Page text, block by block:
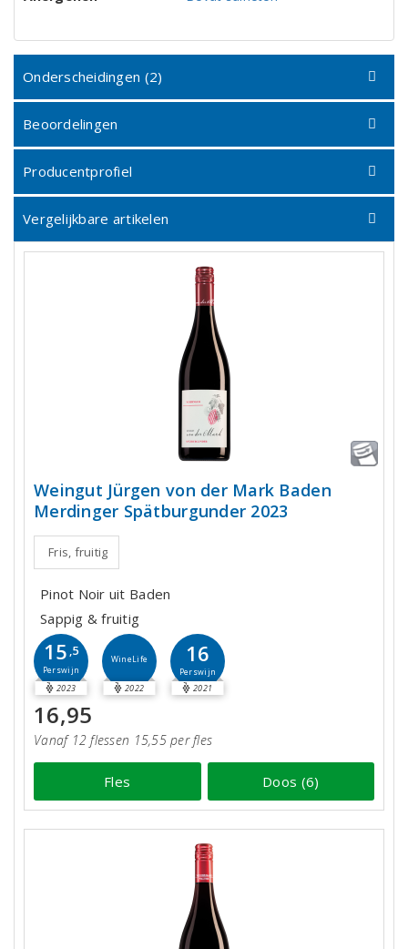
Onderscheidingen (2)
Beoordelingen
Producentprofiel
Vergelijkbare artikelen
Weingut Jürgen von der Mark Baden
Merdinger Spätburgunder 2023
Fris, fruitig
Pinot Noir uit Baden
Sappig & fruitig
15 ,5
Perswijn
2023
WineLife
2022
16
Perswijn
2021
16,95
Vanaf 12 flessen 15,55 per fles
Fles Doos (6)